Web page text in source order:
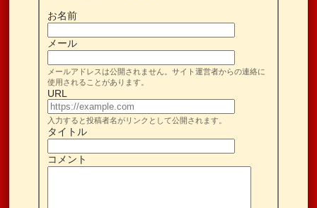
お名前
メール
メールアドレスは公開されません。サイト運営者からの連絡に
使用されることがあります。
URL
入力すると投稿者名がリンクとして公開されます。
タイトル
コメント